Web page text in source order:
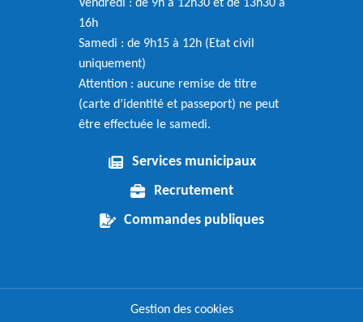
Vendredi : de 9h à 12h30 et de 13h30 à
16h
Samedi : de 9h15 à 12h (Etat civil
uniquement)
Attention : aucune remise de titre
(carte d’identité et passeport) ne peut
être effectuée le samedi.
Services municipaux
Recrutement
Commandes publiques
Gestion des cookies